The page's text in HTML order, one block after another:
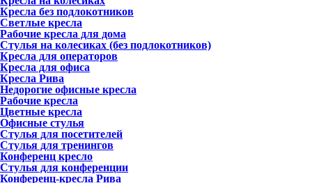
Кресла без подлокотников
Светлые кресла
Рабочие кресла для дома
Стулья на колесиках (без подлокотников)
Кресла для операторов
Кресла для офиса
Кресла Рива
Недорогие офисные кресла
Рабочие кресла
Цветные кресла
Офисные стулья
Стулья для посетителей
Стулья для тренингов
Конференц кресло
Стулья для конференции
Конференц-кресла Рива